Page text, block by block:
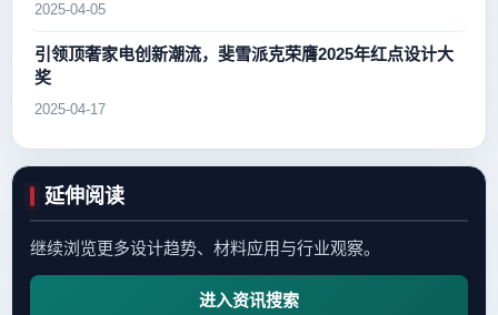
2025-04-05
引领顶奢家电创新潮流，斐雪派克荣膺2025年红点设计大
奖
2025-04-17
延伸阅读
继续浏览更多设计趋势、材料应用与行业观察。
进入资讯搜索